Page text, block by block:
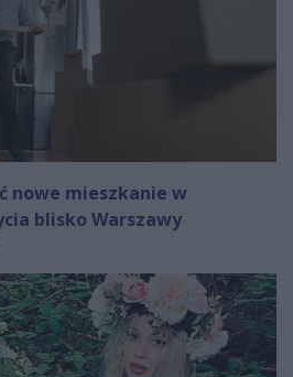
nowe mieszkanie w
blisko Warszawy